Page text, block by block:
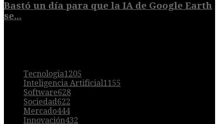
Bastó un día para que la IA de Google Earth
se...
Tecnología1205
Inteligencia Artificial1155
Software628
Sociedad622
Mercado444
Innovación432